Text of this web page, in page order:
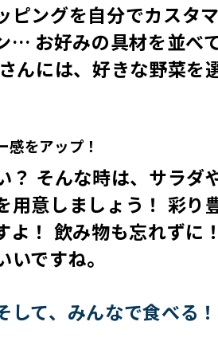
ピングを自分でカスタ
… お好みの具材を並べ
んには、好きな野菜を
感をアップ！
？ そんな時は、サラダ
用意しましょう！ 彩り
よ！ 飲み物も忘れずに
ですね。
て、みんなで食べる！